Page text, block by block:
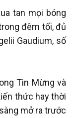
tan mọi bóng
đêm tối, đủ
Gaudium, số
Tin Mừng và
thức hay thời
mở ra trước